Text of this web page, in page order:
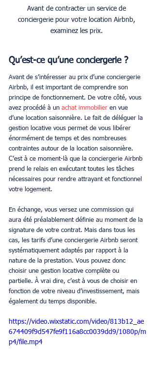
Avant de contracter un service de
conciergerie pour votre location Airbnb,
examinez les prix.
Qu’est-ce qu’une conciergerie ?
Avant de s’intéresser au prix d’une conciergerie
Airbnb, il est important de comprendre son
principe de fonctionnement. De votre côté, vous
avez procédé à un achat immobilier en vue
d’une location saisonnière. Le fait de déléguer la
gestion locative vous permet de vous libérer
énormément de temps et des nombreuses
contraintes autour de la location saisonnière.
C’est à ce moment-là que la conciergerie Airbnb
prend le relais en exécutant toutes les tâches
nécessaires pour rendre attrayant et fonctionnel
votre logement.
En échange, vous versez une commission qui
aura été préalablement définie au moment de la
signature de votre contrat. Mais dans tous les
cas, les tarifs d’une conciergerie Airbnb seront
systématiquement adaptés par rapport à la
nature de la prestation. Vous pouvez donc
choisir une gestion locative complète ou
partielle. À vrai dire, c’est à vous de choisir en
fonction de votre niveau d’investissement, mais
également du temps disponible.
https://video.wixstatic.com/video/813b12_ae
674409f9d547fe9f116a8cc0039dd9/1080p/m
p4/file.mp4